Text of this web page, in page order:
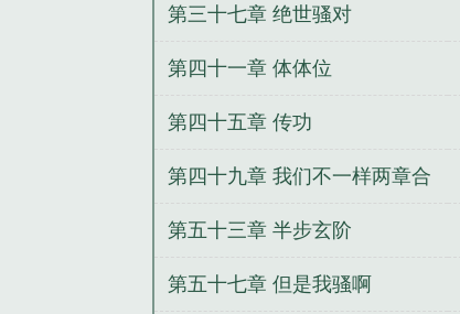
第三十七章 绝世骚对
第四十一章 体体位
第四十五章 传功
第四十九章 我们不一样两章合
一
第五十三章 半步玄阶
第五十七章 但是我骚啊